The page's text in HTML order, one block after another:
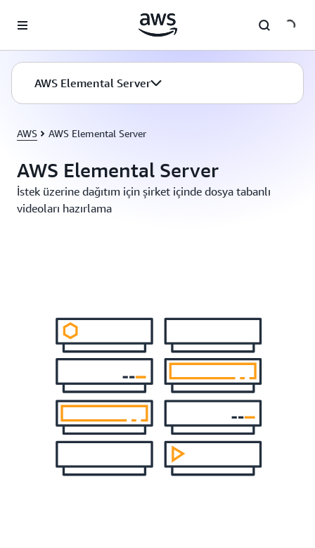
AWS Elemental Server
AWS AWS Elemental Server
AWS Elemental Server
İstek üzerine dağıtım için şirket içinde dosya tabanlı
videoları hazırlama